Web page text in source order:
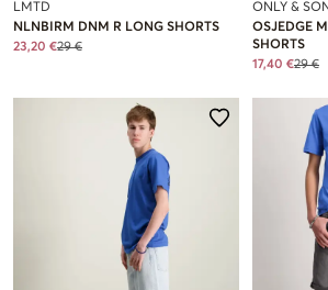
LMTD
NLNBIRM DNM R LONG SHORTS
23,20 €29 €
ONLY &
OSJEDGE
SHORTS
17,40 €29 €